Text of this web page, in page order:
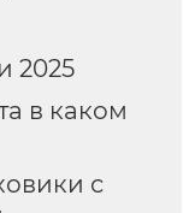
2025
в каком
с